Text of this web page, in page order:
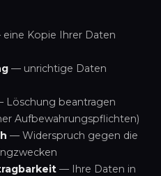
Kopie Ihrer Daten
— unrichtige Daten
Löschung beantragen
Aufbewahrungspflichten)
— Widerspruch gegen die
— Ihre Daten in